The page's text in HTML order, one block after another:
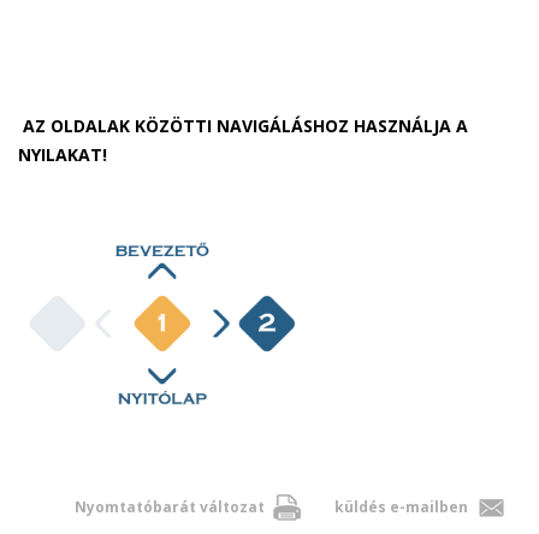
AZ OLDALAK KÖZÖTTI NAVIGÁLÁSHOZ HASZNÁLJA A
NYILAKAT!
Nyomtatóbarát változat küldés e-mailben